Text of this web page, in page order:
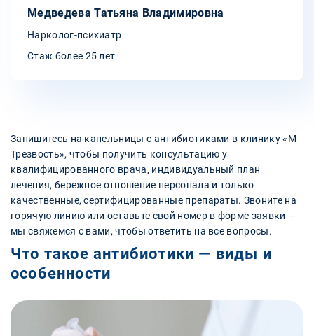
Медведева Татьяна Владимировна
Нарколог-психиатр
Стаж более 25 лет
Запишитесь на капельницы с антибиотиками в клинику «М-
Трезвость», чтобы получить консультацию у
квалифицированного врача, индивидуальный план
лечения, бережное отношение персонала и только
качественные, сертифицированные препараты. Звоните на
горячую линию или оставьте свой номер в форме заявки —
мы свяжемся с вами, чтобы ответить на все вопросы.
Что такое антибиотики — виды и
особенности